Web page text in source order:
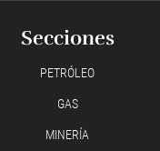
Secciones
PETRÓLEO
GAS
MINERÍA